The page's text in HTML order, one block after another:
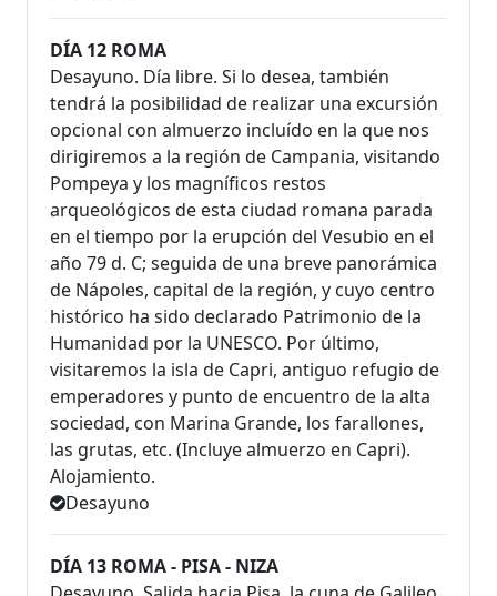
DÍA 12 ROMA
Desayuno. Día libre. Si lo desea, también
tendrá la posibilidad de realizar una excursión
opcional con almuerzo incluído en la que nos
dirigiremos a la región de Campania, visitando
Pompeya y los magníficos restos
arqueológicos de esta ciudad romana parada
en el tiempo por la erupción del Vesubio en el
año 79 d. C; seguida de una breve panorámica
de Nápoles, capital de la región, y cuyo centro
histórico ha sido declarado Patrimonio de la
Humanidad por la UNESCO. Por último,
visitaremos la isla de Capri, antiguo refugio de
emperadores y punto de encuentro de la alta
sociedad, con Marina Grande, los farallones,
las grutas, etc. (Incluye almuerzo en Capri).
Alojamiento.
Desayuno
DÍA 13 ROMA - PISA - NIZA